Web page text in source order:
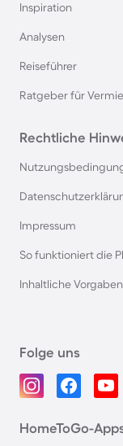
Inspiration
Analysen
Reiseführer
Ratgeber für
Rechtliche
Impressum
So funktioniert die
Inhaltliche Vorgaben
Folge uns
HomeToGo-